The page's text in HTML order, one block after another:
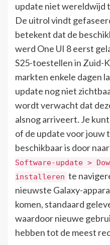
update niet wereldwijd
De uitrol vindt
betekent dat de
werd One UI 8 eerst
S25-toestellen in Zuid-
markten enkele dagen
update nog niet
wordt verwacht dat
alsnog arriveert. Je
of de update voor jouw
beschikbaar is door naar
Software-update >
installeren te
nieuwste Galaxy-
komen, standaard
waardoor nieuwe
hebben tot de meest